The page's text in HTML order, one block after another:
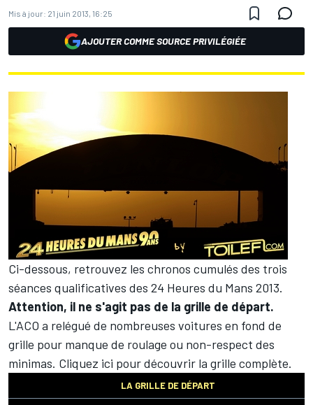
Mis à jour: 21 juin 2013, 16:25
AJOUTER COMME SOURCE PRIVILÉGIÉE
Ci-dessous, retrouvez les chronos cumulés des trois
séances qualificatives des 24 Heures du Mans 2013.
Attention, il ne s'agit pas de la grille de départ.
L'ACO a relégué de nombreuses voitures en fond de
grille pour manque de roulage ou non-respect des
minimas. Cliquez ici pour découvrir la grille complète.
LA GRILLE DE DÉPART